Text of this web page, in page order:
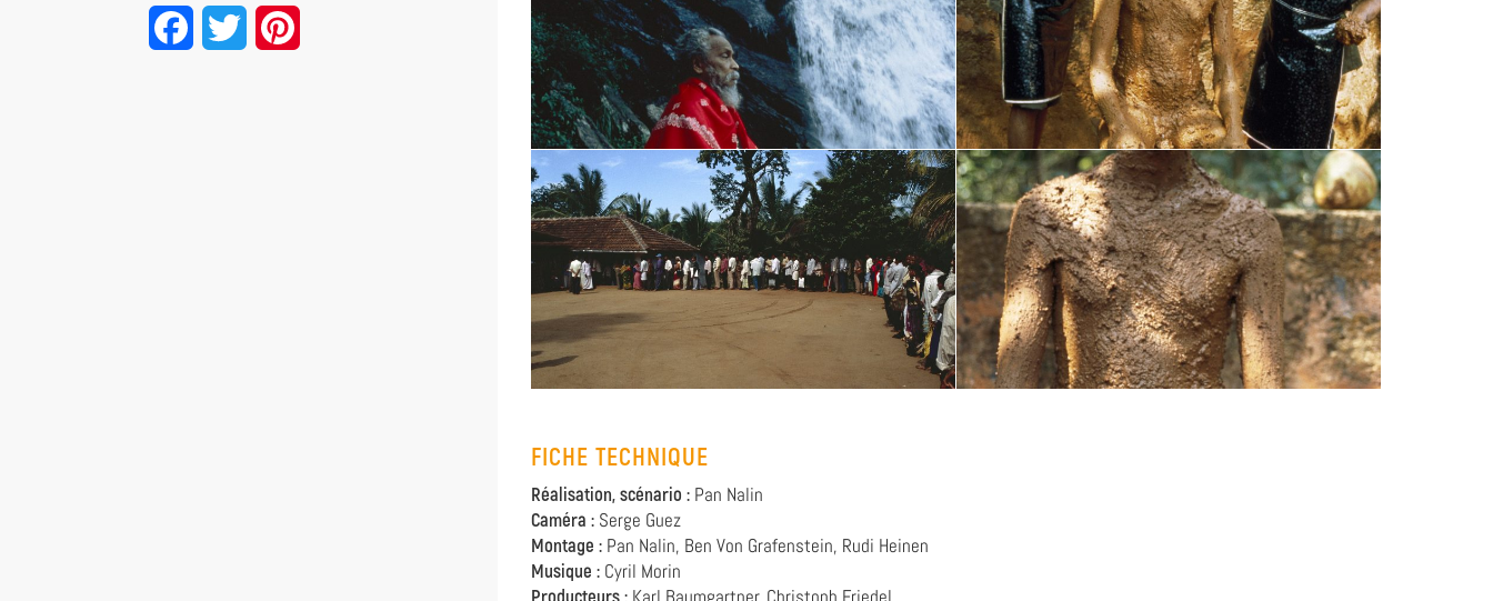
Facebook Twitter
FICHE TECHNIQUE
Réalisation, scénario : Pan Nalin
Caméra : Serge Guez
Montage : Pan Nalin, Ben Von Grafenstein, Rudi Heinen
Musique : Cyril Morin
Producteurs : Karl Baumgartner, Christoph Friedel